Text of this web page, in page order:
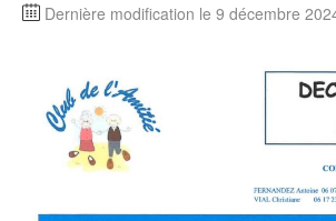
Dernière modification le 9 décembre